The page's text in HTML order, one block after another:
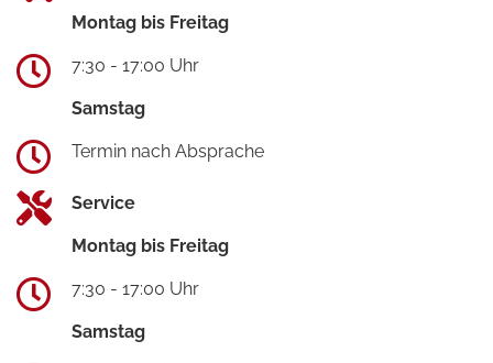
Montag bis Freitag
7:30 - 17:00 Uhr
Samstag
Termin nach Absprache
Service
Montag bis Freitag
7:30 - 17:00 Uhr
Samstag